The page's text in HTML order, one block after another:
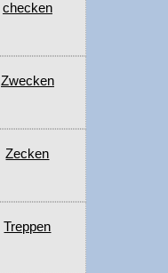
checken
Zwecken
Zecken
Treppen